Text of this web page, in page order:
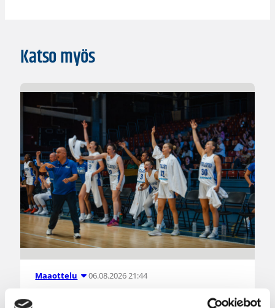
Katso myös
Maaottelu 06.08.2026 21:44